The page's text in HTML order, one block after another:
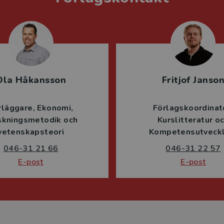
Håkansson
Ekonomi
och
046-31 21 66
E-post
Fritjof Janson
Kurslitteratur
046-31 22 57
E-post